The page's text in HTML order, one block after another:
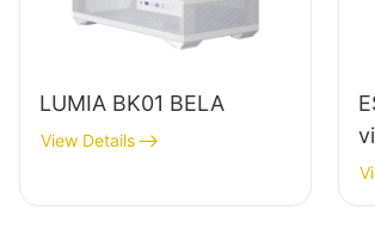
LUMIA BK01 BELA
View Details